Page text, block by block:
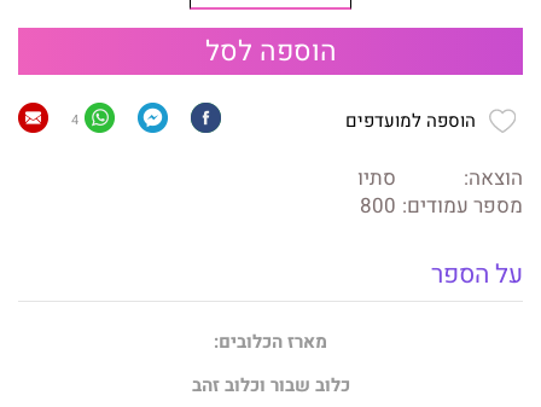
הוספה לסל
הוספה למועדפים 4
הוצאה:
סתיו
מספר עמודים: 800
על הספר
מארז הכלובים:
כלוב שבור וכלוב זהב